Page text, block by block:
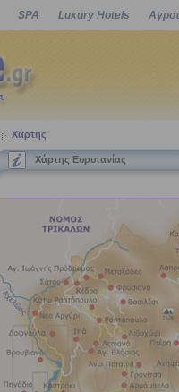
SPA Luxury Hotels
Χάρτης
Χάρτης Ευρυτανίας